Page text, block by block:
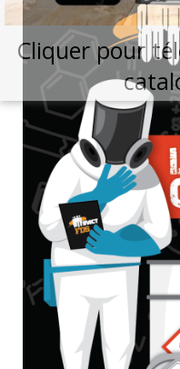
Cliquer pour